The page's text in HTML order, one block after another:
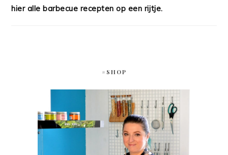
hier alle barbecue recepten op een rijtje.
#SHOP